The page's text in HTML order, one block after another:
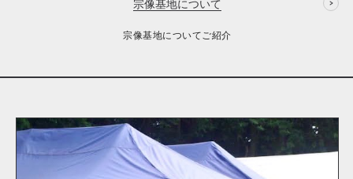
宗像基地について
宗像基地についてご紹介